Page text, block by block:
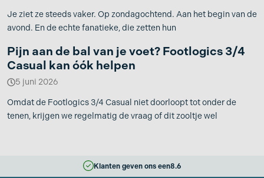
Je ziet ze steeds vaker. Op zondagochtend. Aan het begin van de
avond. En de echte fanatieke, die zetten hun
Pijn aan de bal van je voet? Footlogics 3/4
Casual kan óók helpen
5 juni 2026
Omdat de Footlogics 3/4 Casual niet doorloopt tot onder de
tenen, krijgen we regelmatig de vraag of dit zooltje wel
Klanten geven ons een8.6